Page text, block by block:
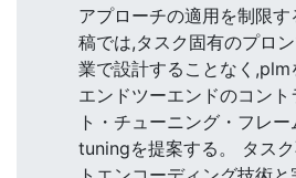
アプローチの適用を制限
稿では,タスク固有のプロ
業で設計することなく
エンドツーエンドのコン
ト・チューニング・フレ
tuningを提案する。 タス